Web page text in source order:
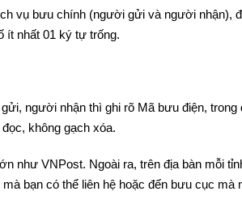
vụ bưu chính (người gửi và người nhận),
ít nhất 01 ký tự trống.
người nhận thì ghi rõ Mã bưu điện, trong
không gạch xóa.
như VNPost. Ngoài ra, trên địa bàn mỗi
bạn có thể liên hệ hoặc đến bưu cục mà